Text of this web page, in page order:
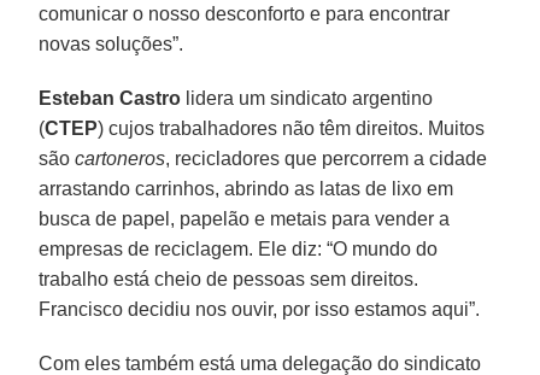
comunicar o nosso desconforto e para encontrar
novas soluções”.
Esteban Castro lidera um sindicato argentino
(CTEP) cujos trabalhadores não têm direitos. Muitos
sãocartoneros, recicladores que percorrem a cidade
arrastando carrinhos, abrindo as latas de lixo em
busca de papel, papelão e metais para vender a
empresas de reciclagem. Ele diz: “O mundo do
trabalho está cheio de pessoas sem direitos.
Francisco decidiu nos ouvir, por isso estamos aqui”.
Com eles também está uma delegação do sindicato